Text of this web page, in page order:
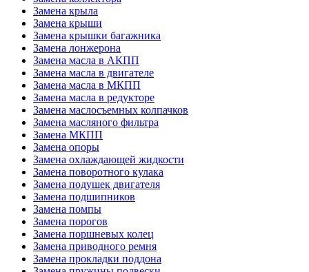
Замена крыла
Замена крыши
Замена крышки багажника
Замена лонжерона
Замена масла в АКПП
Замена масла в двигателе
Замена масла в МКПП
Замена масла в редукторе
Замена маслосъемных колпачков
Замена масляного фильтра
Замена МКПП
Замена опоры
Замена охлаждающей жидкости
Замена поворотного кулака
Замена подушек двигателя
Замена подшипников
Замена помпы
Замена порогов
Замена поршневых колец
Замена приводного ремня
Замена прокладки поддона